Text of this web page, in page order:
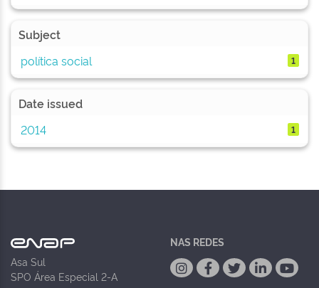
Subject
política social
1
Date issued
2014
1
Asa Sul
SPO Área Especial 2-A
NAS REDES